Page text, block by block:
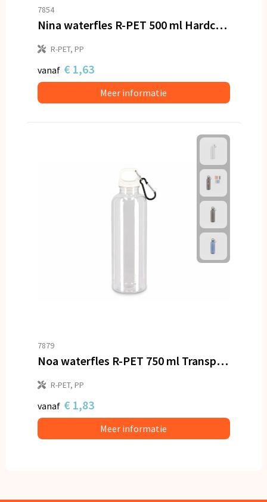
7854
Nina waterfles R-PET 500 ml Hardcolour
R-PET, PP
vanaf € 1,63
Meer informatie
7879
Noa waterfles R-PET 750 ml Transparant
R-PET, PP
vanaf € 1,83
Meer informatie